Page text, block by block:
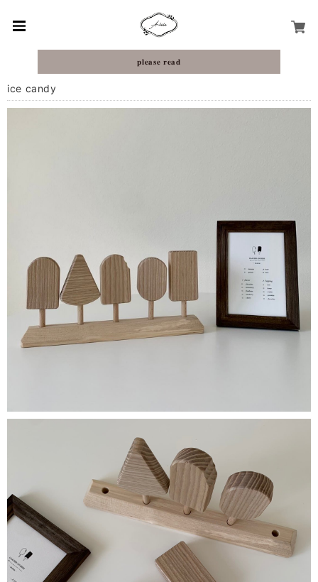
𝐩𝐥𝐞𝐚𝐬𝐞 𝐫𝐞𝐚𝐝
ice candy